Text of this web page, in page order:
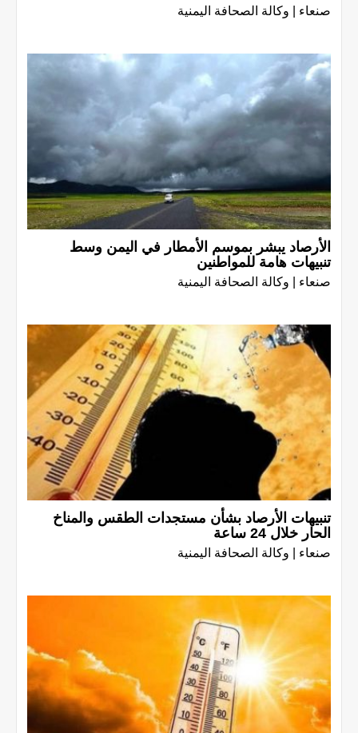
صنعاء | وكالة الصحافة اليمنية
الأرصاد يبشر بموسم الأمطار في اليمن وسط
تنبيهات هامة للمواطنين
صنعاء | وكالة الصحافة اليمنية
تنبيهات الأرصاد بشأن مستجدات الطقس والمناخ
الحار خلال 24 ساعة
صنعاء | وكالة الصحافة اليمنية